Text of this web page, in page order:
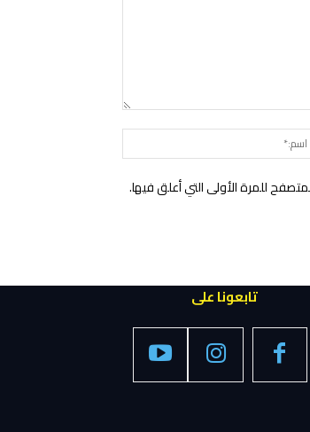
التعليق:
اسم:*
للمرة الأولى التي أعلق فيها.
تابعونا على